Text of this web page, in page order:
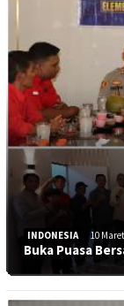
INDONESIA 10
Buka Puasa